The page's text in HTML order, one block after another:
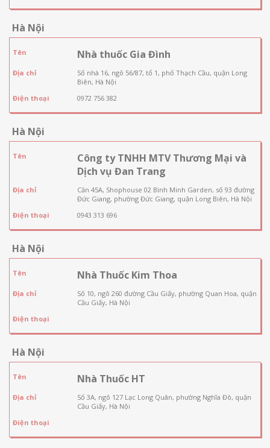
Hà Nội
Tên Nhà thuốc Gia Đình
Địa chỉ
Số nhà 16, ngõ 56/87, tổ 1, phố Thạch Cầu, quận Long
Biên, Hà Nội
Điện thoại
0972 756 382
Hà Nội
Tên
Công ty TNHH MTV Thương Mại và
Dịch vụ Đan Trang
Địa chỉ
Căn 45A, Shophouse 02 Bình Minh Garden, số 93 đường
Đức Giang, phường Đức Giang, quận Long Biên, Hà Nội
Điện thoại
0943 313 696
Hà Nội
Tên Nhà Thuốc Kim Thoa
Địa chỉ
Số 10, ngõ 260 đường Cầu Giấy, phường Quan Hoa, quận
Cầu Giấy, Hà Nội
Điện thoại
Hà Nội
Tên Nhà Thuốc HT
Địa chỉ
Số 3A, ngõ 127 Lạc Long Quân, phường Nghĩa Đô, quận
Cầu Giấy, Hà Nội
Điện thoại